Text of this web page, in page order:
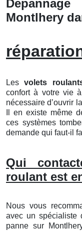
Montlhery
Lesvolets
confort à votre vie
nécessaire d’ouvrir
Il en existe même
ces systèmes
demande qui faut-il
Qui
roulant est
Nous vous
avec un spécialiste
panne sur